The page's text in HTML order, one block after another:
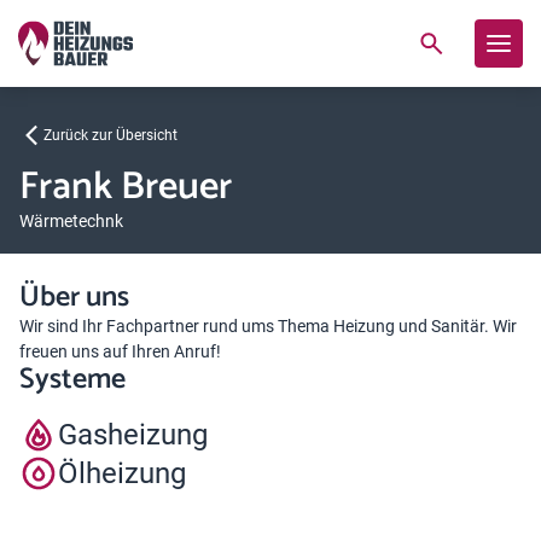
Zurück zur Übersicht
Frank Breuer
Wärmetechnk
Über uns
Wir sind Ihr Fachpartner rund ums Thema Heizung und Sanitär. Wir
freuen uns auf Ihren Anruf!
Systeme
Gasheizung
Ölheizung